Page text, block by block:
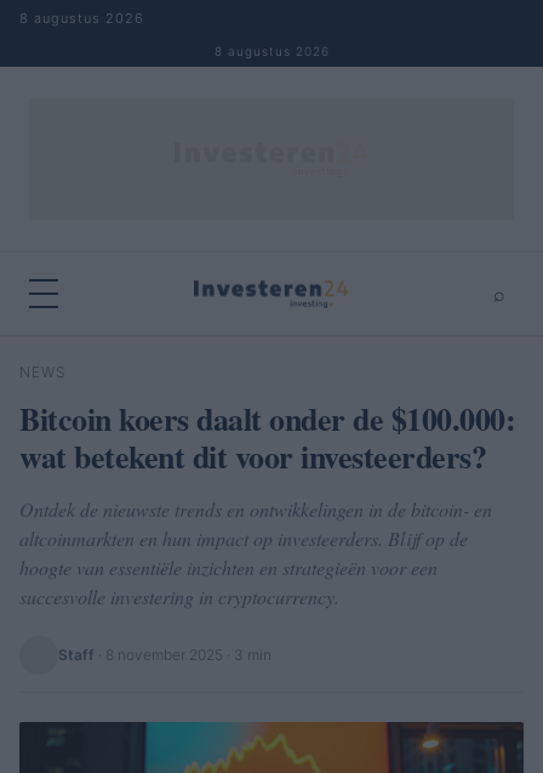
Naar inhoud springen
8 augustus 2026
8 augustus 2026
⌕
Zoeken
NEWS
Bitcoin koers daalt onder de $100.000:
wat betekent dit voor investeerders?
Ontdek de nieuwste trends en ontwikkelingen in de bitcoin- en
altcoinmarkten en hun impact op investeerders. Blijf op de
hoogte van essentiële inzichten en strategieën voor een
succesvolle investering in cryptocurrency.
Staff 8 november 2025 · 3 min